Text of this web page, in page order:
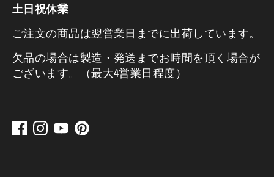
土日祝休業
ご注文の商品は翌営業日までに出荷しています。
欠品の場合は製造・発送までお時間を頂く場合が
ございます。（最大4営業日程度）